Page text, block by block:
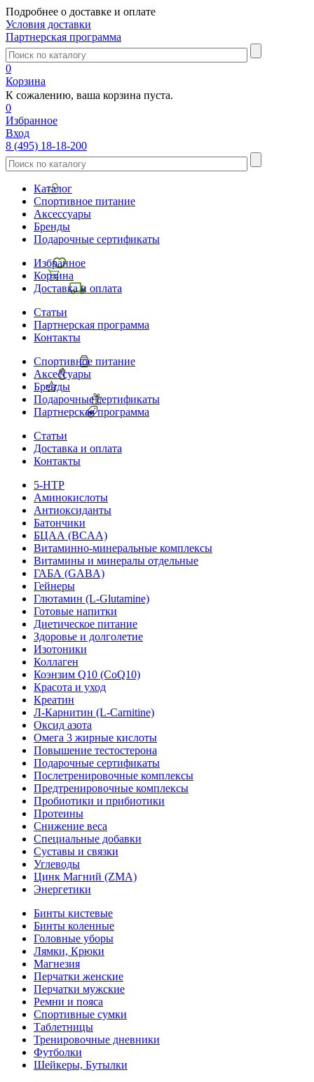
Подробнее о доставке и оплате
Условия доставки
Партнерская программа
0
Корзина
К сожалению, ваша корзина пуста.
0
Избранное
Вход
8 (495) 18-18-200
Каталог
Спортивное питание
Аксессуары
Бренды
Подарочные сертификаты
Избранное
Корзина
Доставка и оплата
Статьи
Партнерская программа
Контакты
Спортивное питание
Аксессуары
Бренды
Подарочные сертификаты
Партнерская программа
Статьи
Доставка и оплата
Контакты
5-HTP
Аминокислоты
Антиоксиданты
Батончики
БЦАА (BCAA)
Витаминно-минеральные комплексы
Витамины и минералы отдельные
ГАБА (GABA)
Гейнеры
Глютамин (L-Glutamine)
Готовые напитки
Диетическое питание
Здоровье и долголетие
Изотоники
Коллаген
Коэнзим Q10 (CoQ10)
Красота и уход
Креатин
Л-Карнитин (L-Сarnitine)
Оксид азота
Омега 3 жирные кислоты
Повышение тестостерона
Подарочные сертификаты
Послетренировочные комплексы
Предтренировочные комплексы
Пробиотики и прибиотики
Протеины
Снижение веса
Специальные добавки
Суставы и связки
Углеводы
Цинк Магний (ZMA)
Энергетики
Бинты кистевые
Бинты коленные
Головные уборы
Лямки, Крюки
Магнезия
Перчатки женские
Перчатки мужские
Ремни и пояса
Спортивные сумки
Таблетницы
Тренировочные дневники
Футболки
Шейкеры, Бутылки